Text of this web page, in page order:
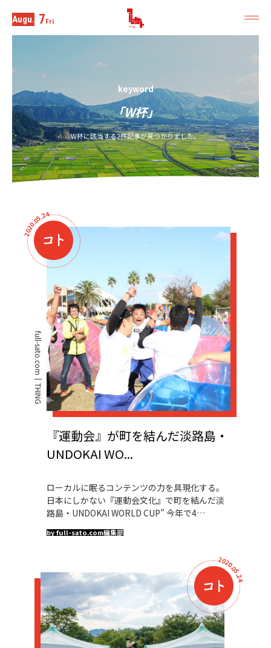
Augu. 7Fri
keyword
「W杯」
W杯に該当する2件記事が見つかりました。
2
0
2
0
.0
5
.24
full-sato.com
THING
『運動会』が町を結んだ淡路島・
UNDOKAI WO...
ローカルに眠るコンテンツの力を具現化する。
日本にしかない『運動会文化』で町を結んだ淡
路島・UNDOKAI WORLD CUP” 今年で4…
by full-sato.com編集部
2020
.
0
5
.
2
4